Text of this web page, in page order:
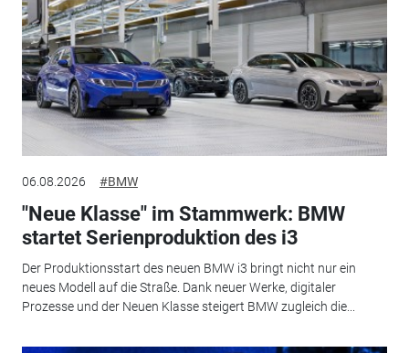
06.08.2026 #BMW
"Neue Klasse" im Stammwerk: BMW
startet Serienproduktion des i3
Der Produktionsstart des neuen BMW i3 bringt nicht nur ein
neues Modell auf die Straße. Dank neuer Werke, digitaler
Prozesse und der Neuen Klasse steigert BMW zugleich die...